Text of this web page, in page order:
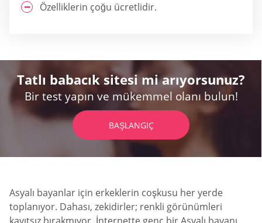
Özelliklerin çoğu ücretlidir.
Tatlı babacık sitesi mi arıyorsunuz?
Bir test yapın ve mükemmel olanı bulun!
BAŞLANGIÇ
Asyalı bayanlar için erkeklerin coşkusu her yerde
toplanıyor. Dahası, zekidirler; renkli görünümleri